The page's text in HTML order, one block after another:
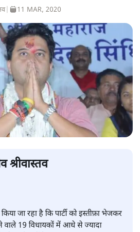
11 MAR, 2020
श्रीवास्तव
जा रहा है कि पार्टी को इस्तीफ़ा भेजकर
वाले 19 विधायकों में आधे से ज्यादा